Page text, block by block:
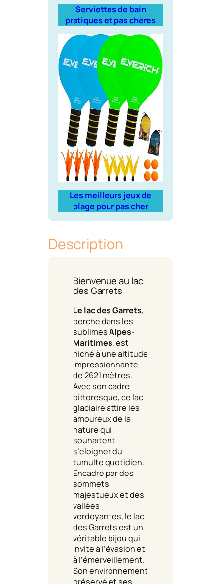
Serviettes de bain
pratiques et pas chères
Les meilleurs jeux de
plage pour pas cher
Description
Bienvenue au lac
des Garrets
Le lac des Garrets,
perché dans les
sublimesAlpes-
Maritimes, est
niché à une altitude
impressionnante
de 2621 mètres.
Avec son cadre
pittoresque, ce lac
glaciaire attire les
amoureux de la
nature qui
souhaitent
s’éloigner du
tumulte quotidien.
Encadré par des
sommets
majestueux et des
vallées
verdoyantes, le lac
des Garrets est un
véritable bijou qui
invite à l’évasion et
à l’émerveillement.
Son environnement
préservé et ses